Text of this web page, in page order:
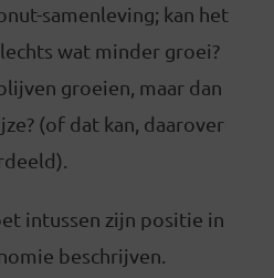
samenleving; kan het
wat minder groei?
groeien, maar dan
(of dat kan, daarover
intussen zijn positie in
beschrijven.